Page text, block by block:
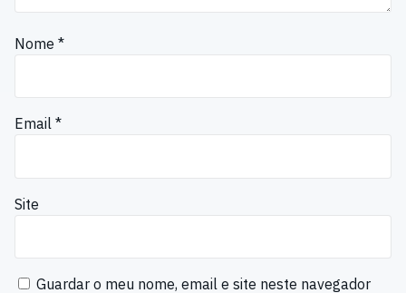
Nome *
Email *
Site
Guardar o meu nome, email e site neste navegador